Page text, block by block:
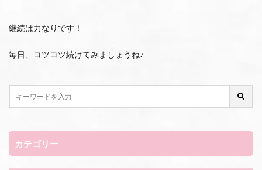
継続は力なりです！
毎日、コツコツ続けてみましょうね♪
カテゴリー